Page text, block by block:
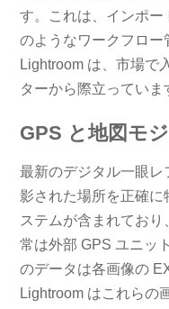
す。これは、インポー
のようなワークフロー
Lightroom は、市場で
ターから際立っていま
GPS と地図モ
最新のデジタル一眼
影された場所を正確に
ステムが含まれてお
常は外部 GPS ユニッ
のデータは各画像の
Lightroom はこれらの